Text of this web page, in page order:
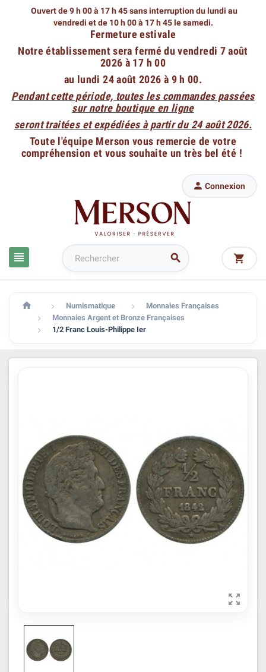
Ouvert de 9 h 00 à 17 h 45 sans interruption du lundi au
vendredi et de 10 h 00 à 17 h 45 le samedi.
Fermeture estivale
Notre établissement sera fermé du vendredi 7 août
2026 à 17 h 00
au lundi 24 août 2026 à 9 h 00.
Pendant cette période, toutes les commandes passées
sur notre boutique en ligne
seront traitées et expédiées à partir du 24 août 2026.
Toute l'équipe Merson vous remercie de votre
compréhension et vous souhaite un très bel été !
 
 Connexion

  Numismatique  Monnaies Françaises
 Monnaies Argent et Bronze Françaises
 1/2 Franc Louis-Philippe Ier
